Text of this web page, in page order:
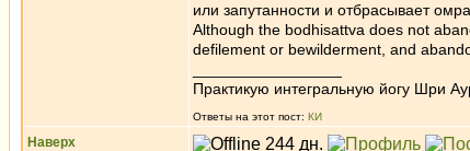
или запутанности и отбрасывает
Although the bodhisattva does not
defilement or bewilderment, and
Практикую интегральную йогу Шри
Ответы на этот пост: КИ
Наверх